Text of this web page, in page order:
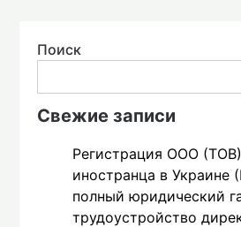
Поиск
Свежие записи
Регистрация ООО
иностранца в Украине
полный юридический
трудоустройство